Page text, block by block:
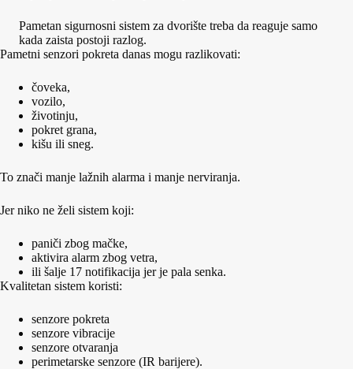
Pametan sigurnosni sistem za dvorište treba da reaguje samo
kada zaista postoji razlog.
Pametni senzori pokreta danas mogu razlikovati:
čoveka,
vozilo,
životinju,
pokret grana,
kišu ili sneg.
To znači manje lažnih alarma i manje nerviranja.
Jer niko ne želi sistem koji:
paniči zbog mačke,
aktivira alarm zbog vetra,
ili šalje 17 notifikacija jer je pala senka.
Kvalitetan sistem koristi:
senzore pokreta
senzore vibracije
senzore otvaranja
perimetarske senzore (IR barijere).